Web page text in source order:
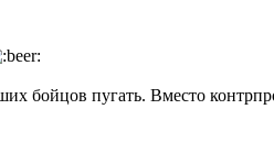
бойцов пугать. Вместо